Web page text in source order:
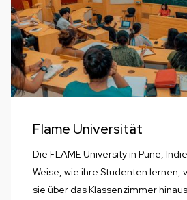
Flame Universität
Die FLAME University in Pune,
Weise, wie ihre Studenten lernen,
sie über das Klassenzimmer